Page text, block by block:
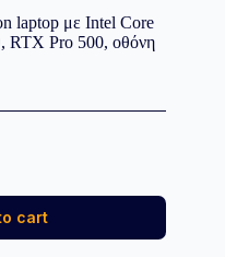
laptop με Intel Core
Pro 500, οθόνη
cart